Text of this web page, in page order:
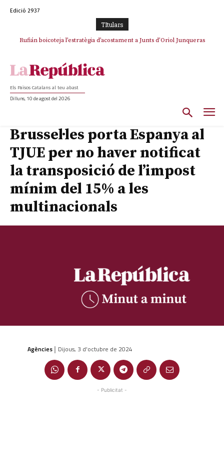
Edició 2937
TItulars
Rufián boicoteja l’estratègia d’acostament a Junts d’Oriol Junqueras
Els Països Catalans al teu abast
Dilluns, 10 de agost del 2026
Brussel·les porta Espanya al
TJUE per no haver notificat
la transposició de l’impost
mínim del 15% a les
multinacionals
Agències | Dijous, 3 d'octubre de 2024
- Publicitat -